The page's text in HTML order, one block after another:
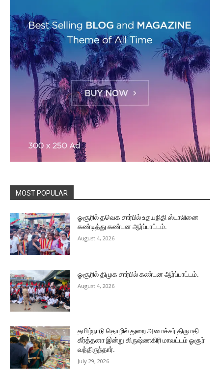
MOST POPULAR
ஓசூரில் தவெக சார்பில் உதயநிதி ஸ்டாலினை
கண்டித்து கண்டன ஆர்ப்பாட்டம்.
August 4, 2026
ஓசூரில் திமுக சார்பில் கண்டன ஆர்ப்பாட்டம்.
August 4, 2026
தமிழ்நாடு தொழில் துறை அமைச்சர் திருமதி
கீர்த்தனா இன்று கிருஷ்ணகிரி மாவட்டம் ஓசூர்
வந்திருந்தார்.
July 29, 2026